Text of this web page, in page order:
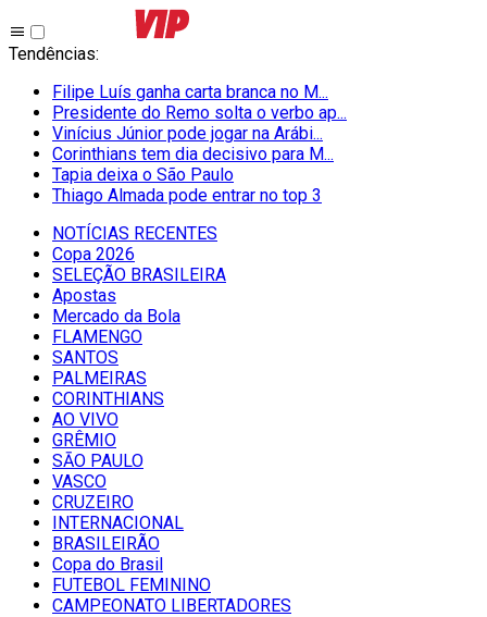
Tendências:
Filipe Luís ganha carta branca no M...
Presidente do Remo solta o verbo ap...
Vinícius Júnior pode jogar na Arábi...
Corinthians tem dia decisivo para M...
Tapia deixa o São Paulo
Thiago Almada pode entrar no top 3
NOTÍCIAS RECENTES
Copa 2026
SELEÇÃO BRASILEIRA
Apostas
Mercado da Bola
FLAMENGO
SANTOS
PALMEIRAS
CORINTHIANS
AO VIVO
GRÊMIO
SĀO PAULO
VASCO
CRUZEIRO
INTERNACIONAL
BRASILEIRÃO
Copa do Brasil
FUTEBOL FEMININO
CAMPEONATO LIBERTADORES